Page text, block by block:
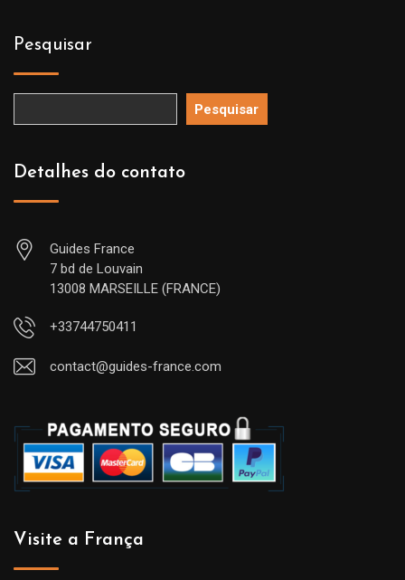
Pesquisar
Pesquisar
Detalhes do contato
Guides France
7 bd de Louvain
13008 MARSEILLE (FRANCE)
+33744750411
contact@guides-france.com
Visite a França